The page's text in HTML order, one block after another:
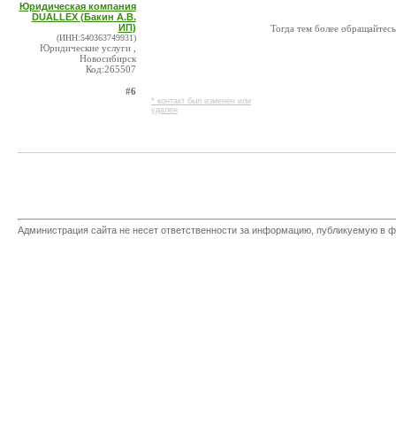
Юридическая компания
DUALLEX (Бакин А.В.
ИП)
(ИНН:540363749931)
Юридические услуги ,
Новосибирск
Код:265507
#6
* контакт был изменен или
удален
Тогда тем более
Администрация сайта не несет ответственности за информацию, публикуемую